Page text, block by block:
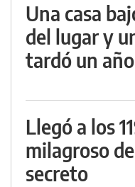
Una casa
del lugar y
tardó un
Llegó a los
milagroso
secreto